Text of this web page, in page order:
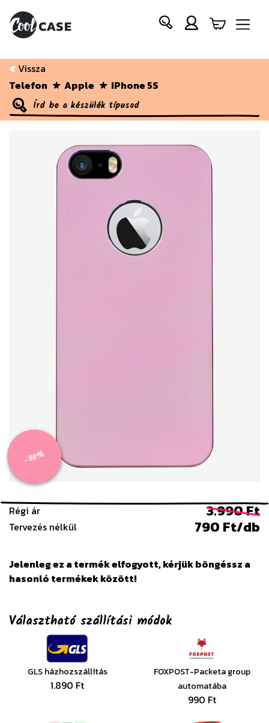
Vissza
Telefon
Apple IPhone 5S
-80%
Régi ár 3.990 Ft
Tervezés nélkül 790 Ft/db
Jelenleg ez a termék elfogyott, kérjük böngéssz a
hasonló termékek között!
Választható szállítási módok
GLS házhozszállítás
1.890 Ft
FOXPOST-Packeta group
automatába
990 Ft